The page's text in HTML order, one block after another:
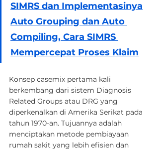
SIMRS dan Implementasinya
Auto Grouping dan Auto
Compiling, Cara SIMRS
Mempercepat Proses Klaim
Konsep casemix pertama kali
berkembang dari sistem Diagnosis
Related Groups atau DRG yang
diperkenalkan di Amerika Serikat pada
tahun 1970-an. Tujuannya adalah
menciptakan metode pembiayaan
rumah sakit yang lebih efisien dan